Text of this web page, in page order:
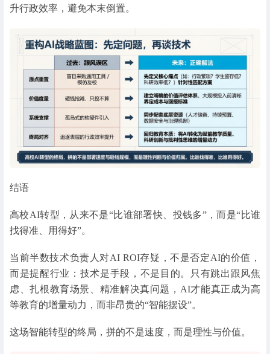
升行政效率，避免本末倒置。
结语
高校AI转型，从来不是“比谁部署快、投钱多”，而是“比谁
找得准、用得好”。
当前半数技术负责人对AI ROI存疑，不是否定AI的价值，
而是提醒行业：技术是手段，不是目的。只有跳出跟风焦
虑、扎根教育场景、精准解决真问题，AI才能真正成为高
等教育的增量动力，而非昂贵的“智能摆设”。
这场智能转型的终局，拼的不是速度，而是理性与价值。